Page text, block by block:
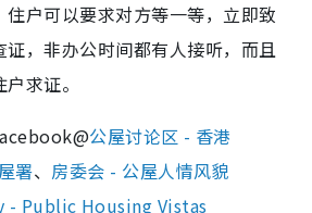
户可以要求对方等一等，立即致
证，非办公时间都有人接听，而且
求证。
公屋讨论区 - 香港
署、 房委会 - 公屋人情风貌
Public Housing Vistas